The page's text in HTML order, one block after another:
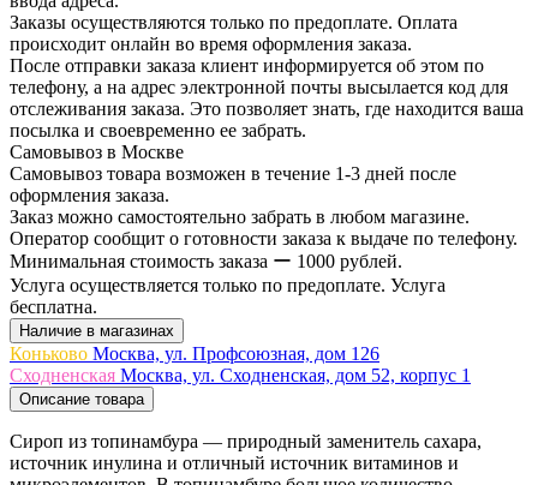
Заказы осуществляются только по предоплате. Оплата
происходит онлайн во время оформления заказа.
После отправки заказа клиент информируется об этом по
телефону, а на адрес электронной почты высылается код для
отслеживания заказа. Это позволяет знать, где находится ваша
посылка и своевременно ее забрать.
Самовывоз в Москве
Самовывоз товара возможен в течение 1-3 дней после
оформления заказа.
Заказ можно самостоятельно забрать в любом магазине.
Оператор сообщит о готовности заказа к выдаче по телефону.
Минимальная стоимость заказа ー 1000 рублей.
Услуга осуществляется только по предоплате. Услуга
бесплатна.
Наличие в магазинах
Коньково Москва, ул. Профсоюзная, дом 126
Сходненская Москва, ул. Сходненская, дом 52, корпус 1
Описание товара
Сироп из топинамбура — природный заменитель сахара,
источник инулина и отличный источник витаминов и